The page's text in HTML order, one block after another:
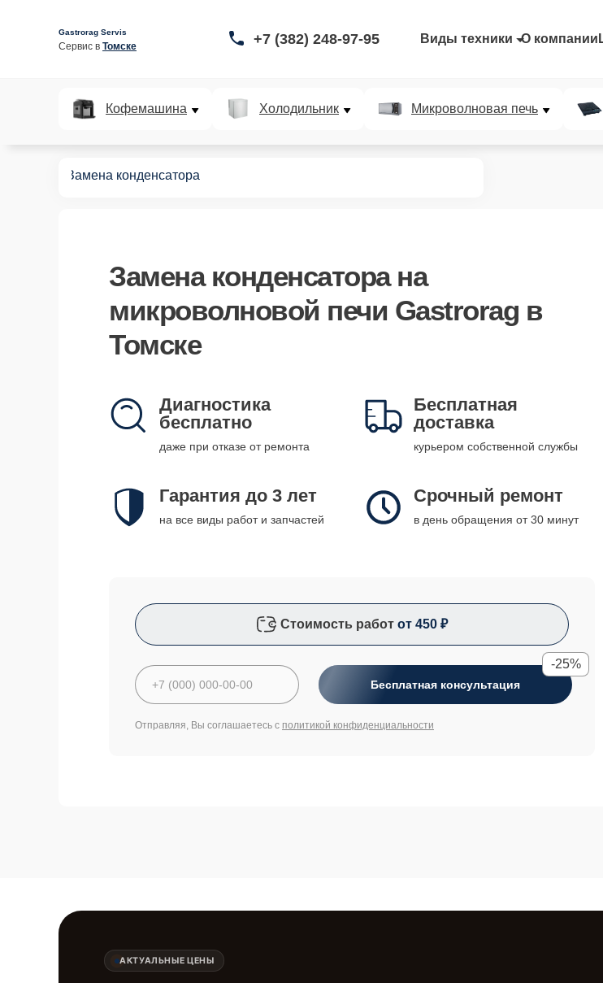
Gastrorag Servis
Сервис в Томске +7 (382) 248-97-95 Виды техники О компании
Кофемашина Холодильник Микроволновая печь
Замена конденсатора
Замена конденсаторана
микроволновой печи Gastrorag в
Томске
Диагностика
бесплатно
даже при отказе от ремонта
Бесплатная
доставка
курьером собственной службы
Гарантия до 3 лет
на все виды работ и запчастей
Срочный ремонт
в день обращения от 30 минут
Стоимость работ от 450 ₽
Бесплатная консультация
-25%
Отправляя, Вы соглашаетесь с политикой конфиденциальности
АКТУАЛЬНЫЕ ЦЕНЫ